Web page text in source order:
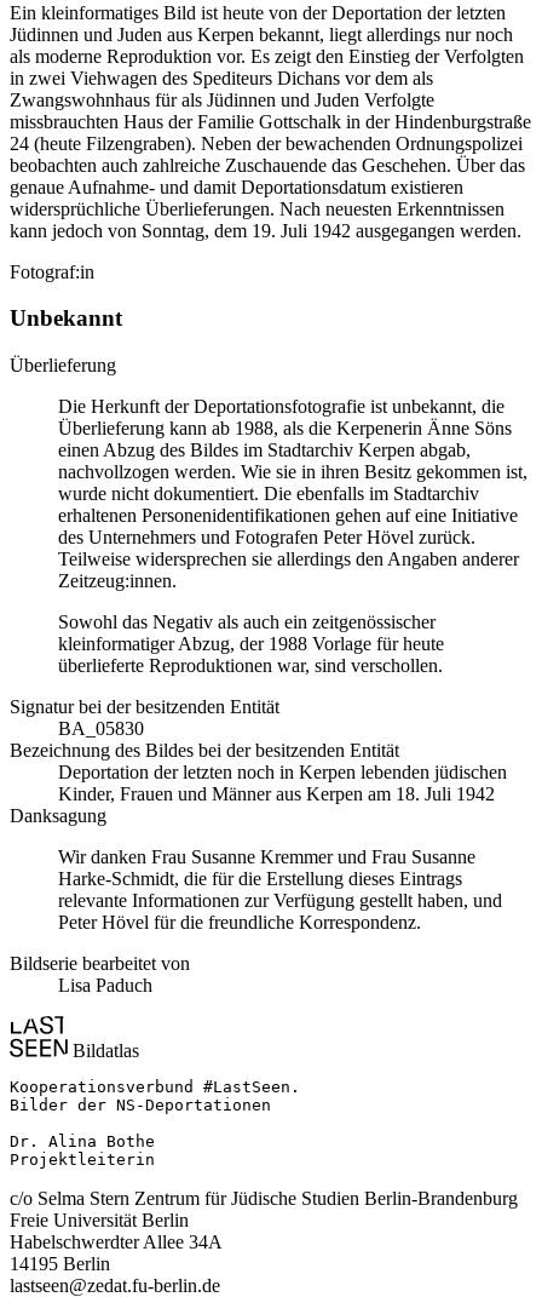
Ein kleinformatiges Bild ist heute von der Deportation der letzten
Jüdinnen und Juden aus Kerpen bekannt, liegt allerdings nur noch
als moderne Reproduktion vor. Es zeigt den Einstieg der Verfolgten
in zwei Viehwagen des Spediteurs Dichans vor dem als
Zwangswohnhaus für als Jüdinnen und Juden Verfolgte
missbrauchten Haus der Familie Gottschalk in der Hindenburgstraße
24 (heute Filzengraben). Neben der bewachenden Ordnungspolizei
beobachten auch zahlreiche Zuschauende das Geschehen. Über das
genaue Aufnahme- und damit Deportationsdatum existieren
widersprüchliche Überlieferungen. Nach neuesten Erkenntnissen
kann jedoch von Sonntag, dem 19. Juli 1942 ausgegangen werden.
Fotograf:in
Unbekannt
Überlieferung
Die Herkunft der Deportationsfotografie ist unbekannt, die
Überlieferung kann ab 1988, als die Kerpenerin Änne Söns
einen Abzug des Bildes im Stadtarchiv Kerpen abgab,
nachvollzogen werden. Wie sie in ihren Besitz gekommen ist,
wurde nicht dokumentiert. Die ebenfalls im Stadtarchiv
erhaltenen Personenidentifikationen gehen auf eine Initiative
des Unternehmers und Fotografen Peter Hövel zurück.
Teilweise widersprechen sie allerdings den Angaben anderer
Zeitzeug:innen.
Sowohl das Negativ als auch ein zeitgenössischer
kleinformatiger Abzug, der 1988 Vorlage für heute
überlieferte Reproduktionen war, sind verschollen.
Signatur bei der besitzenden Entität
BA_05830
Bezeichnung des Bildes bei der besitzenden Entität
Deportation der letzten noch in Kerpen lebenden jüdischen
Kinder, Frauen und Männer aus Kerpen am 18. Juli 1942
Danksagung
Wir danken Frau Susanne Kremmer und Frau Susanne
Harke-Schmidt, die für die Erstellung dieses Eintrags
relevante Informationen zur Verfügung gestellt haben, und
Peter Hövel für die freundliche Korrespondenz.
Bildserie bearbeitet von
Lisa Paduch
Bildatlas
Kooperationsverbund #LastSeen.
Bilder der NS-Deportationen
Dr. Alina Bothe
Projektleiterin
c/o Selma Stern Zentrum für Jüdische Studien Berlin-Brandenburg
Freie Universität Berlin
Habelschwerdter Allee 34A
14195 Berlin
lastseen@zedat.fu-berlin.de